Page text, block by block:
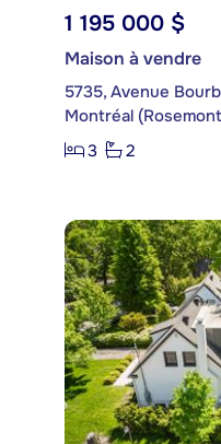
1 195 000 $
Maison à vendre
5735, Avenue
Montréal
3
2